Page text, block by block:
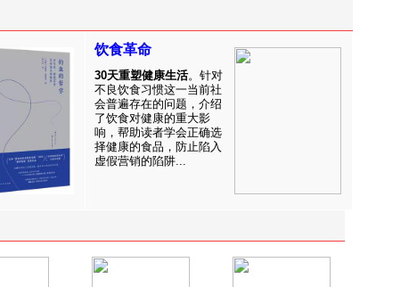
饮食革命
30天重塑健康生活。针对
不良饮食习惯这一当前社
会普遍存在的问题，介绍
了饮食对健康的重大影
响，帮助读者学会正确选
择健康的食品，防止陷入
虚假营销的陷阱...